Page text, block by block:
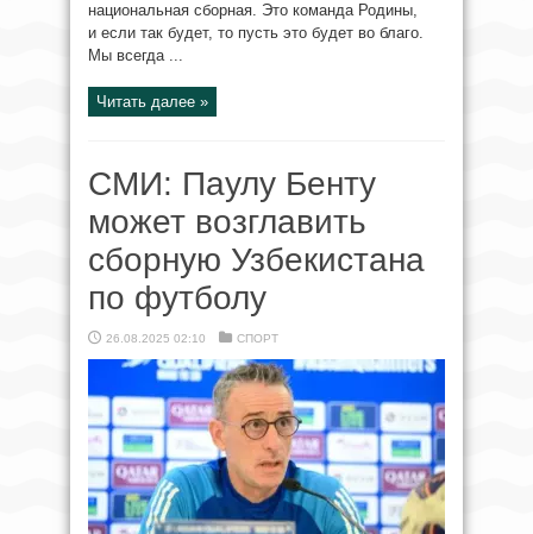
национальная сборная. Это команда Родины,
и если так будет, то пусть это будет во благо.
Мы всегда ...
Читать далее »
СМИ: Паулу Бенту
может возглавить
сборную Узбекистана
по футболу
26.08.2025 02:10 СПОРТ